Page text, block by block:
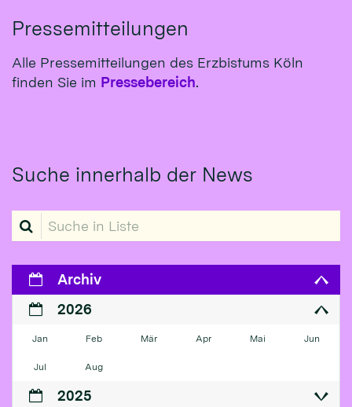
Pressemitteilungen
Alle Pressemitteilungen des Erzbistums Köln
finden Sie im Pressebereich.
Suche innerhalb der News
Suche in Liste
Archiv
2026
Jan Feb Mär Apr Mai Jun
Jul Aug
2025